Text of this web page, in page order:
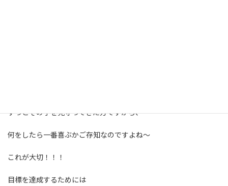
ずっとその子を見守ってきた方ですから、
何をしたら一番喜ぶかご存知なのですよね〜
これが大切！！！
目標を達成するためには